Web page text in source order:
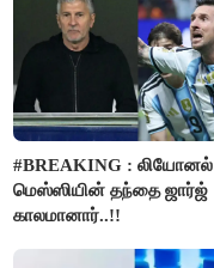
#BREAKING : லியோனல்
மெஸ்ஸியின் தந்தை ஜார்ஜ்
காலமானார்..!!